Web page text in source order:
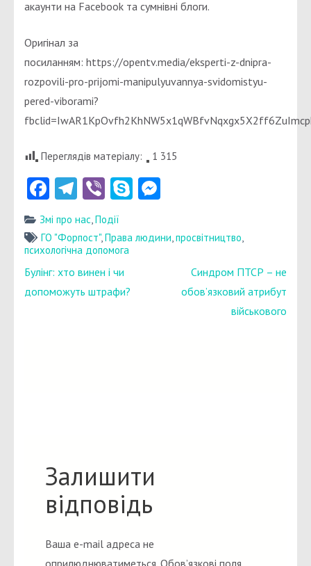
акаунти на Facebook та сумнівні блоги.
Оригінал за
посиланням: https://opentv.media/eksperti-z-dnipra-
rozpovili-pro-prijomi-manipulyuvannya-svidomistyu-
pered-viborami?
Переглядів матеріалу: 1 315
Facebook
Telegram
ViberSkype
Змі про нас,Події
ГО "Форпост",Права людини,просвітництво,
психологічна допомога
Навігація
записів
Булінг: хто винен і чи
допоможуть штрафи?
Синдром ПТСР – не
обов’язковий атрибут
військового
Залишити
відповідь
Ваша e-mail адреса не
оприлюднюватиметься. Обов’язкові поля